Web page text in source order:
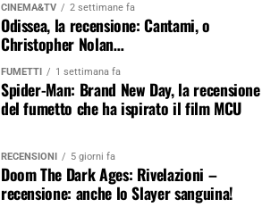
CINEMA&TV 2 settimane fa
Odissea, la recensione: Cantami, o
Christopher Nolan…
FUMETTI 1 settimana fa
Spider-Man: Brand New Day, la recensione
del fumetto che ha ispirato il film MCU
RECENSIONI 5 giorni fa
Doom The Dark Ages: Rivelazioni –
recensione: anche lo Slayer sanguina!